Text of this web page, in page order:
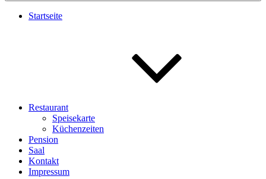
Startseite
Restaurant
Speisekarte
Küchenzeiten
Pension
Saal
Kontakt
Impressum